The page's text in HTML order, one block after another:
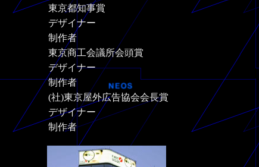
東京都知事賞
デザイナー
制作者
東京商工会議所会頭賞
デザイナー
制作者
(社)東京屋外広告協会会長賞
デザイナー
制作者